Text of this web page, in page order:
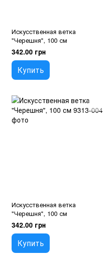
Искусственная ветка
"Черешня", 100 см
342.00 грн
Купить
Искусственная ветка
"Черешня", 100 см
342.00 грн
Купить